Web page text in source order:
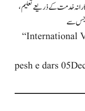
خدمت کے ذریعے تعلیم،
جس سے
pesh e dars